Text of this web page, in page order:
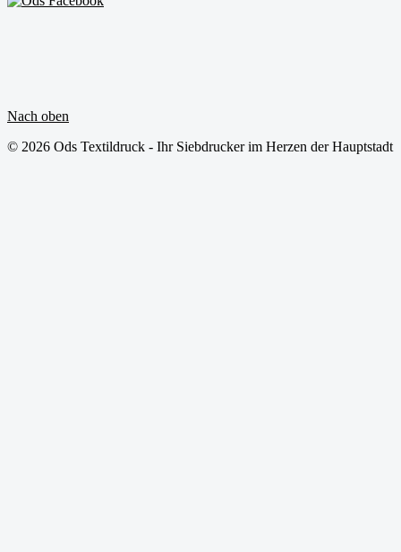
Nach oben
© 2026 Ods Textildruck - Ihr Siebdrucker im Herzen der Hauptstadt